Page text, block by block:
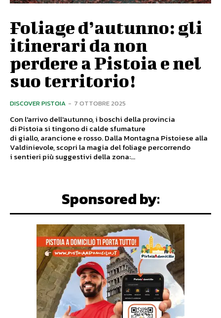
Foliage d’autunno: gli
itinerari da non
perdere a Pistoia e nel
suo territorio!
DISCOVER PISTOIA - 7 OTTOBRE 2025
Con l'arrivo dell'autunno, i boschi della provincia
di Pistoia si tingono di calde sfumature
di giallo, arancione e rosso. Dalla Montagna Pistoiese alla
Valdinievole, scopri la magia del foliage percorrendo
i sentieri più suggestivi della zona:...
Sponsored by: